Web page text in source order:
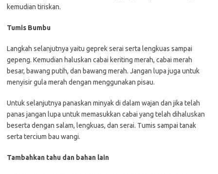
kemudian tiriskan.
Tumis Bumbu
Langkah selanjutnya yaitu geprek serai serta lengkuas sampai
gepeng. Kemudian haluskan cabai keriting merah, cabai merah
besar, bawang putih, dan bawang merah. Jangan lupa juga untuk
menyisir gula merah dengan menggunakan pisau.
Untuk selanjutnya panaskan minyak di dalam wajan dan jika telah
panas jangan lupa untuk memasukkan cabai yang telah dihaluskan
beserta dengan salam, lengkuas, dan serai. Tumis sampai tanak
serta tercium bau wangi.
Tambahkan tahu dan bahan lain